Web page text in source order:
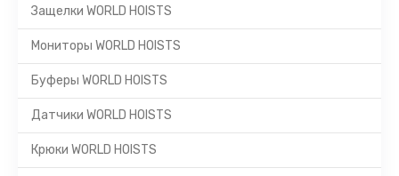
Защелки WORLD HOISTS
Мониторы WORLD HOISTS
Буферы WORLD HOISTS
Датчики WORLD HOISTS
Крюки WORLD HOISTS